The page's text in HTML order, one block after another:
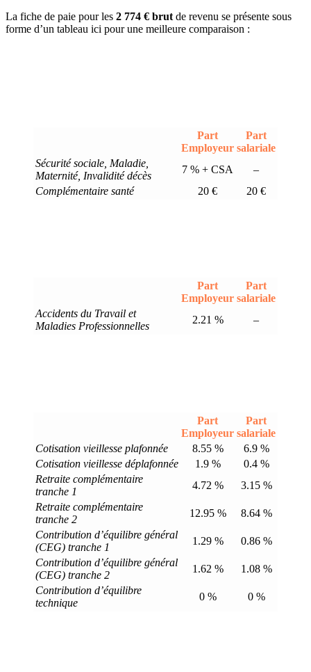
La fiche de paie pour les 2 774 € brut de revenu se présente sous
forme d’un tableau ici pour une meilleure comparaison :
Part
Employeur
Part
salariale
Sécurité sociale, Maladie,
Maternité, Invalidité décès
7 % + CSA
–
Complémentaire santé
20 € 20 €
Part
Employeur
Part
salariale
Accidents du Travail et
Maladies Professionnelles
2.21 % –
Part
Employeur
Part
salariale
Cotisation vieillesse plafonnée
8.55 %
6.9 %
Cotisation vieillesse déplafonnée
1.9 %
0.4 %
Retraite complémentaire
tranche 1
4.72 %
3.15 %
Retraite complémentaire
tranche 2
12.95 %
8.64 %
Contribution d’équilibre général
(CEG) tranche 1
1.29 %
0.86 %
Contribution d’équilibre général
(CEG) tranche 2
1.62 %
1.08 %
Contribution d’équilibre
technique
0 % 0 %